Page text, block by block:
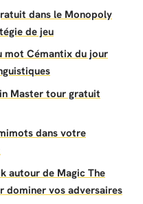
dans le Monopoly
de jeu
mot Cémantix du jour
Master tour gratuit
dans votre
autour de Magic The
dominer vos adversaires